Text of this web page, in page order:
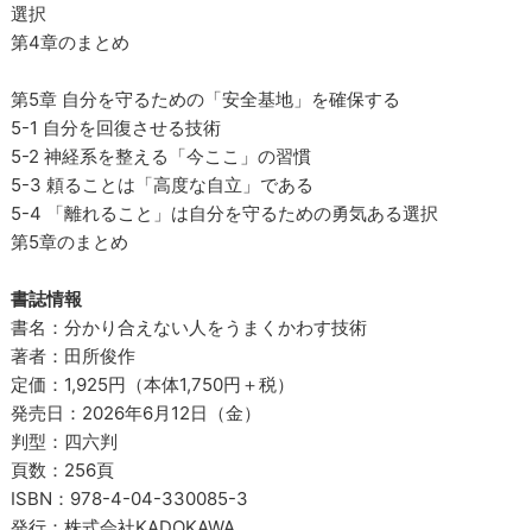
選択
第4章のまとめ
第5章 自分を守るための「安全基地」を確保する
5-1 自分を回復させる技術
5-2 神経系を整える「今ここ」の習慣
5-3 頼ることは「高度な自立」である
5-4 「離れること」は自分を守るための勇気ある選択
第5章のまとめ
書誌情報
書名：分かり合えない人をうまくかわす技術
著者：田所俊作
定価：1,925円（本体1,750円＋税）
発売日：2026年6月12日（金）
判型：四六判
頁数：256頁
ISBN：978-4-04-330085-3